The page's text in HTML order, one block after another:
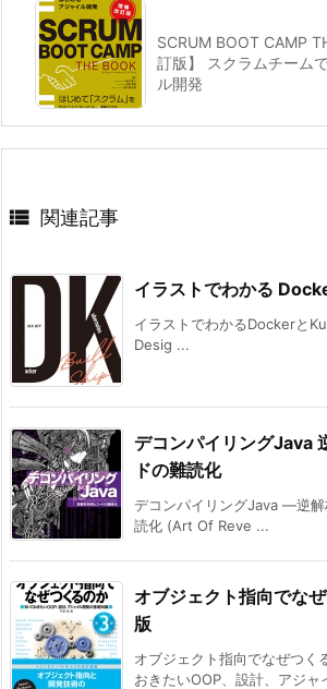
SCRUM BOOT CAMP
訂版】 スクラムチーム
ル開発
 関連記事
イラストでわかる
イラストでわかるDockerと
Desig ...
デコンパイリングJava
ドの難読化
デコンパイリングJava ―逆
読化 (Art Of Reve ...
オブジェクト指向でな
版
オブジェクト指向でなぜつく
おきたいOOP、設計、アジャ